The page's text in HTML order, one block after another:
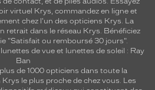
virtuel Krys, commandez en ligne et
chez l'un des opticiens Krys. La
retrait dans le réseau Krys. Bénéficiez
"Satisfait ou remboursé 30 jours".
de vue et lunettes de soleil : Ray
Ban
de 1000 opticiens dans toute la
Krys le plus proche de chez vous. Les